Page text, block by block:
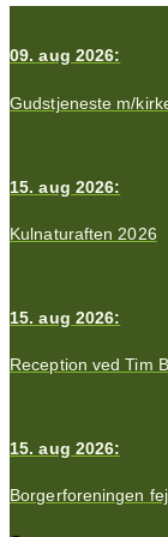
indhold
09. aug 2026:
Gudstjeneste m/
15. aug 2026:
Kulnaturaften 2026
15. aug 2026:
Reception ved Tim
15. aug 2026:
Borgerforeningen